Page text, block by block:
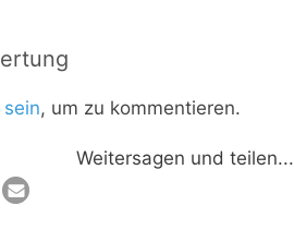
, um zu kommentieren.
Weitersagen und teilen...